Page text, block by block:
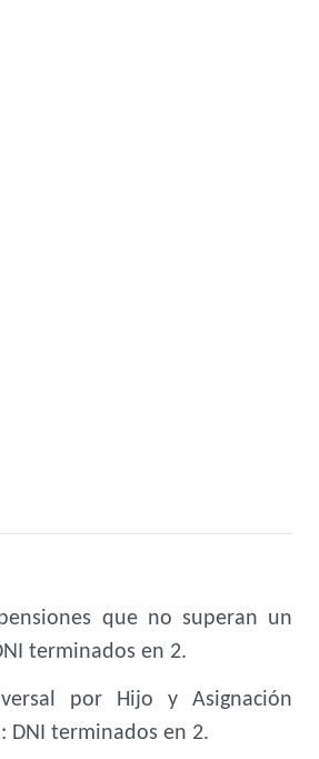
que no superan un
terminados en 2.
por Hijo y Asignación
DNI terminados en 2.